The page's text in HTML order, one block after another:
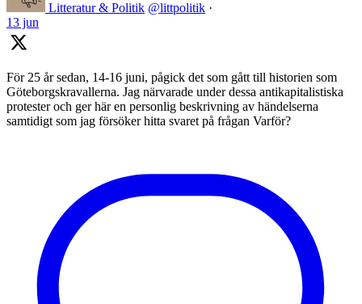
Litteratur & Politik @littpolitik ·
13 jun
För 25 år sedan, 14-16 juni, pågick det som gått till historien som
Göteborgskravallerna. Jag närvarade under dessa antikapitalistiska
protester och ger här en personlig beskrivning av händelserna
samtidigt som jag försöker hitta svaret på frågan Varför?